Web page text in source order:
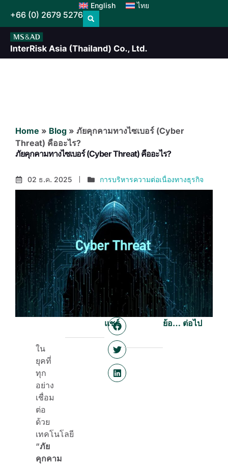
English ไทย
+66 (0) 2679 5276
Home » Blog » ภัยคุกคามทางไซเบอร์ (Cyber
Threat) คืออะไร?
ภัยคุกคามทางไซเบอร์ (Cyber Threat) คืออะไร?
02 ธ.ค. 2025 การบริหารความต่อเนื่องทางธุรกิจ
ใน
ยุคที่
ทุก
อย่าง
เชื่อม
ต่อ
ด้วย
เทคโนโลยี
“ภัย
คุกคาม
แชร์ ย้อนกลับ ต่อไป